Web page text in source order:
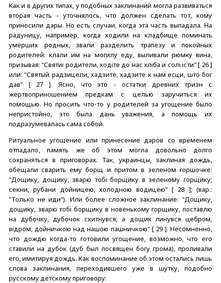
Как и в других типах, у подобных заклинаний могла развиваться
вторая часть - уточнялось, что должен сделать тот, кому
приносили дары. Но есть случаи, когда эта часть выпадала. На
радуницу, например, когда ходили на кладбище поминать
умерших родных, звали разделить трапезу и покойных
родителей: клали им на могилу еду, выливали рюмку вина,
призывая: "Святиi родители, ходiте до нас хлiба и солi iсти" [ 26 ]
или: "Святый радзицели, хадзите, хадзите к нам есци, што бог
дав" [ 27 ]. Ясно, что это - остатки древних тризн с
жертвоприношением предкам с целью заручиться их
помощью. Но просить что-то у родителей за угощение было
непристойно, это была дань уважения, а помощь их
подразумевалась сама собой.
Ритуальное угощение или принесение даров со временем
отпадало, память же об этом могла довольно долго
сохраняться в приговорах. Так, украинцы, заклиная дождь,
обещали сварить ему борщ и притом в зеленом горшочке:
"Дощику, дощику, зварю тобi борщику в зеленому горщику;
секни, рубани дойницею, холодною водицею" [ 28 ]; (вар.:
"Только не иди"). Или более сложное заклинание: "Дощику,
дощику, зварю тобi борщику в новенькому горщику, поставлю
на дубочку, дубочок схитнувся, а дощик линувся цебром,
вiдром, дойничкою над нашою пашничкою" [ 29 ]. Несомненно,
что дождю когда-то готовили угощение, возможно, что его
ставили на дубок (дуб был посвящен богу грома), проливали
его, имитируя дождь. Как воспоминание об этом остались лишь
слова заклинания, переходившего уже в шутку, подобно
русскому детскому приговору: